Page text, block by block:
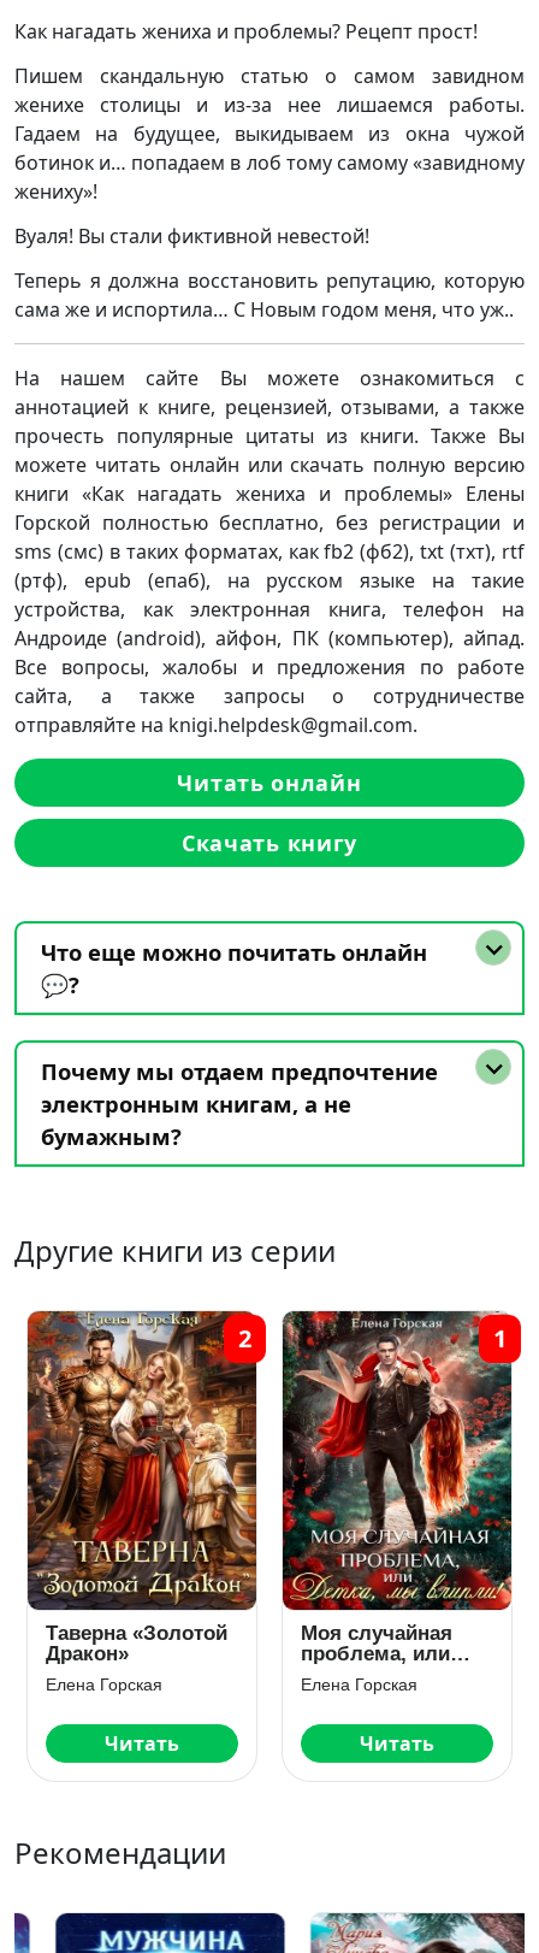
Как нагадать жениха и проблемы? Рецепт прост!
Пишем скандальную статью о самом завидном
женихе столицы и из-за нее лишаемся работы.
Гадаем на будущее, выкидываем из окна чужой
ботинок и… попадаем в лоб тому самому «завидному
жениху»!
Вуаля! Вы стали фиктивной невестой!
Теперь я должна восстановить репутацию, которую
сама же и испортила… С Новым годом меня, что уж..
На нашем сайте Вы можете ознакомиться с
аннотацией к книге, рецензией, отзывами, а также
прочесть популярные цитаты из книги. Также Вы
можете читать онлайн или скачать полную версию
книги «Как нагадать жениха и проблемы» Елены
Горской полностью бесплатно, без регистрации и
sms (смс) в таких форматах, как fb2 (фб2), txt (тхт), rtf
(ртф), epub (епаб), на русском языке на такие
устройства, как электронная книга, телефон на
Андроиде (android), айфон, ПК (компьютер), айпад.
Все вопросы, жалобы и предложения по работе
сайта, а также запросы о сотрудничестве
отправляйте на knigi.helpdesk@gmail.com.
Читать онлайн
Скачать книгу
Что еще можно почитать онлайн
💬?
Почему мы отдаем предпочтение
электронным книгам, а не
бумажным?
Другие книги из серии
Таверна «Золотой
Дракон»
Елена Горская
Читать
2
Моя случайная
проблема, или
Детка, мы влипли!
Елена Горская
Читать
1
Рекомендации